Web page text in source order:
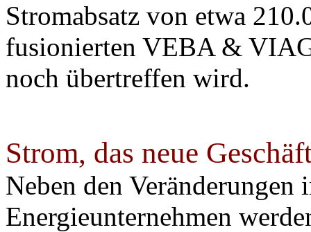
Stromabsatz von etwa
fusionierten VEBA &
noch übertreffen wird.
Strom, das neue
Neben den Veränderungen
Energieunternehmen